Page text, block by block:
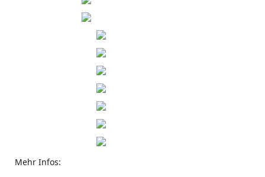
Mehr Infos: